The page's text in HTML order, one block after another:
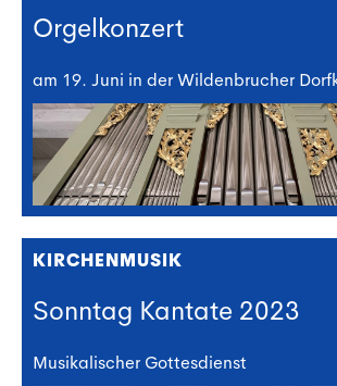
Orgelkonzert
am 19. Juni in der Wildenbrucher
KIRCHENMUSIK
Sonntag Kantate 2023
Musikalischer Gottesdienst